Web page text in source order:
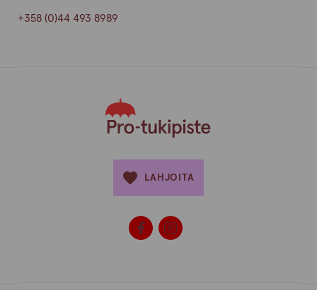
+358 (0)44 493 8989
LAHJOITA